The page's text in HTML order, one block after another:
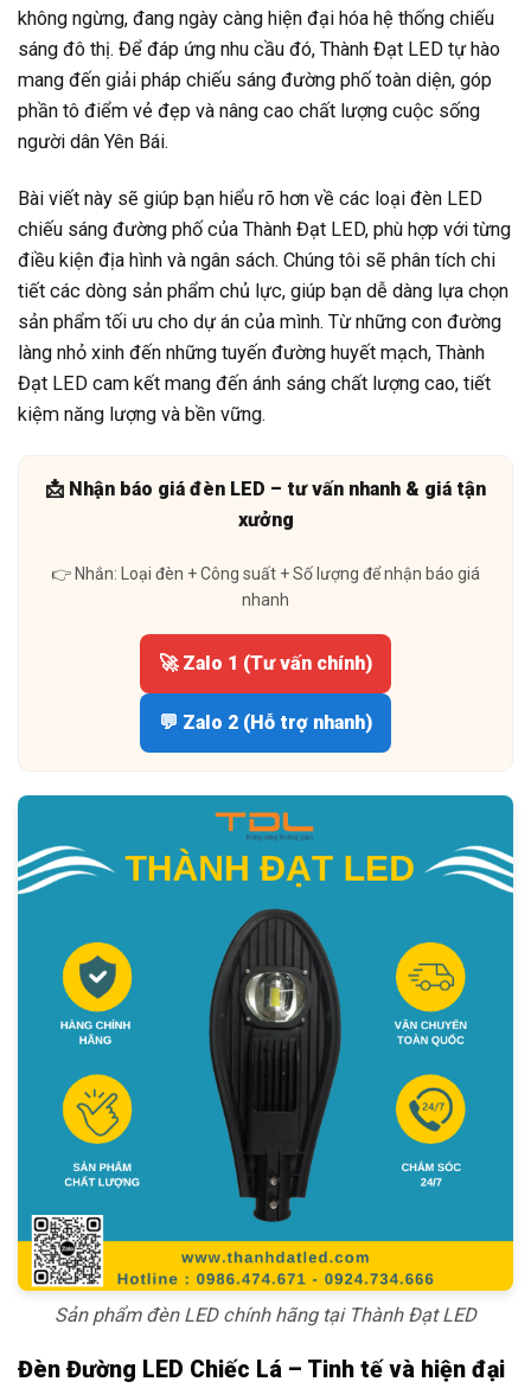
không ngừng, đang ngày càng hiện đại hóa hệ thống chiếu
sáng đô thị. Để đáp ứng nhu cầu đó, Thành Đạt LED tự hào
mang đến giải pháp chiếu sáng đường phố toàn diện, góp
phần tô điểm vẻ đẹp và nâng cao chất lượng cuộc sống
người dân Yên Bái.
Bài viết này sẽ giúp bạn hiểu rõ hơn về các loại đèn LED
chiếu sáng đường phố của Thành Đạt LED, phù hợp với từng
điều kiện địa hình và ngân sách. Chúng tôi sẽ phân tích chi
tiết các dòng sản phẩm chủ lực, giúp bạn dễ dàng lựa chọn
sản phẩm tối ưu cho dự án của mình. Từ những con đường
làng nhỏ xinh đến những tuyến đường huyết mạch, Thành
Đạt LED cam kết mang đến ánh sáng chất lượng cao, tiết
kiệm năng lượng và bền vững.
📩 Nhận báo giá đèn LED – tư vấn nhanh & giá tận
xưởng
👉 Nhắn: Loại đèn + Công suất + Số lượng để nhận báo giá
nhanh
🚀 Zalo 1 (Tư vấn chính)
💬 Zalo 2 (Hỗ trợ nhanh)
Sản phẩm đèn LED chính hãng tại Thành Đạt LED
Đèn Đường LED Chiếc Lá – Tinh tế và hiện đại